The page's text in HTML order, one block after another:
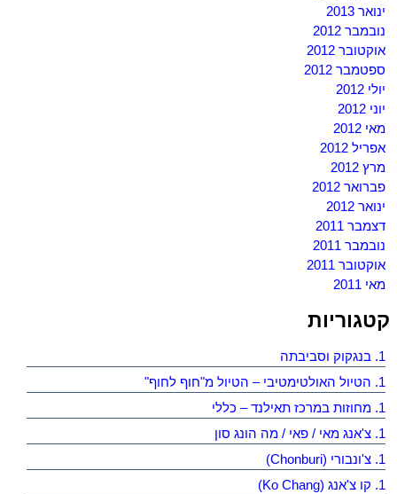
ינואר 2013
נובמבר 2012
אוקטובר 2012
ספטמבר 2012
יולי 2012
יוני 2012
מאי 2012
אפריל 2012
מרץ 2012
פברואר 2012
ינואר 2012
דצמבר 2011
נובמבר 2011
אוקטובר 2011
מאי 2011
קטגוריות
1. בנגקוק וסביבתה
1. הטיול האולטימטיבי – הטיול מ"חוף לחוף"
1. מחוזות במרכז תאילנד – כללי
1. צ'אנג מאי / פאי / מה הונג סון
1. צ'ונבורי (Chonburi)
1. קו צ'אנג (Ko Chang)